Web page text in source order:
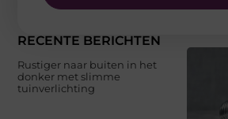
RECENTE BERICHTEN
Rustiger naar buiten in het
donker met slimme
tuinverlichting